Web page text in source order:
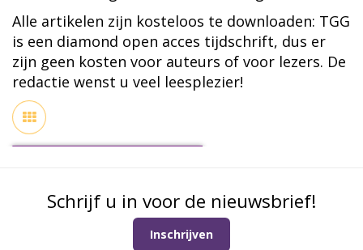
Alle artikelen zijn kosteloos te downloaden: TGG
is een diamond open acces tijdschrift, dus er
zijn geen kosten voor auteurs of voor lezers. De
redactie wenst u veel leesplezier!
Schrijf u in voor de nieuwsbrief!
Inschrijven